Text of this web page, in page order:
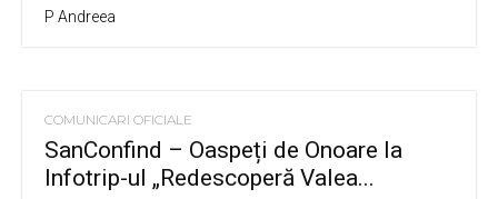
P Andreea
COMUNICARI OFICIALE
SanConfind – Oaspeți de Onoare la
Infotrip-ul „Redescoperă Valea...